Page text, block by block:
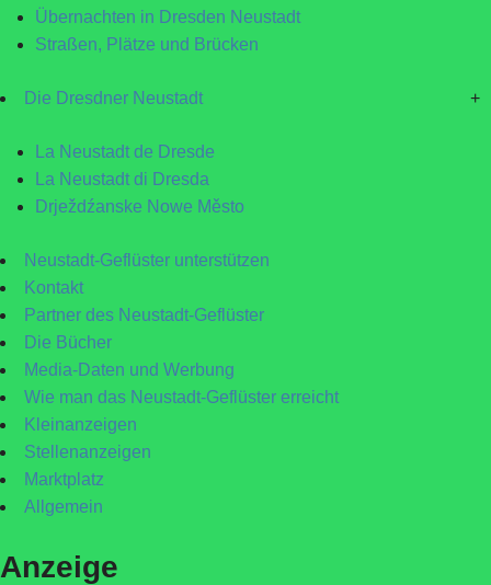
Übernachten in Dresden Neustadt
Straßen, Plätze und Brücken
Die Dresdner Neustadt +
La Neustadt de Dresde
La Neustadt di Dresda
Drježdźanske Nowe Město
Neustadt-Geflüster unterstützen
Kontakt
Partner des Neustadt-Geflüster
Die Bücher
Media-Daten und Werbung
Wie man das Neustadt-Geflüster erreicht
Kleinanzeigen
Stellenanzeigen
Marktplatz
Allgemein
Anzeige